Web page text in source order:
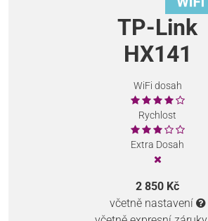
TP-Link
HX141
WiFi dosah
Rychlost
Extra Dosah
2 850 Kč
včetně nastavení